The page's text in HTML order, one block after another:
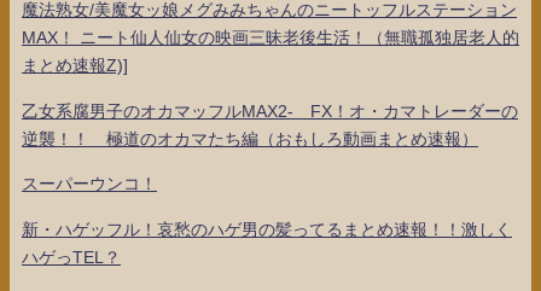
魔法熟女/美魔女ッ娘メグみみちゃんのニートッフルステーション
MAX！ ニート仙人仙女の映画三昧老後生活！（無職孤独居老人的
まとめ速報Z)]
乙女系腐男子のオカマッフルMAX2- FX！オ・カマトレーダーの
逆襲！！ 極道のオカマたち編（おもしろ動画まとめ速報）
スーパーウンコ！
新・ハゲッフル！哀愁のハゲ男の髪ってるまとめ速報！！激しく
ハゲっTEL？